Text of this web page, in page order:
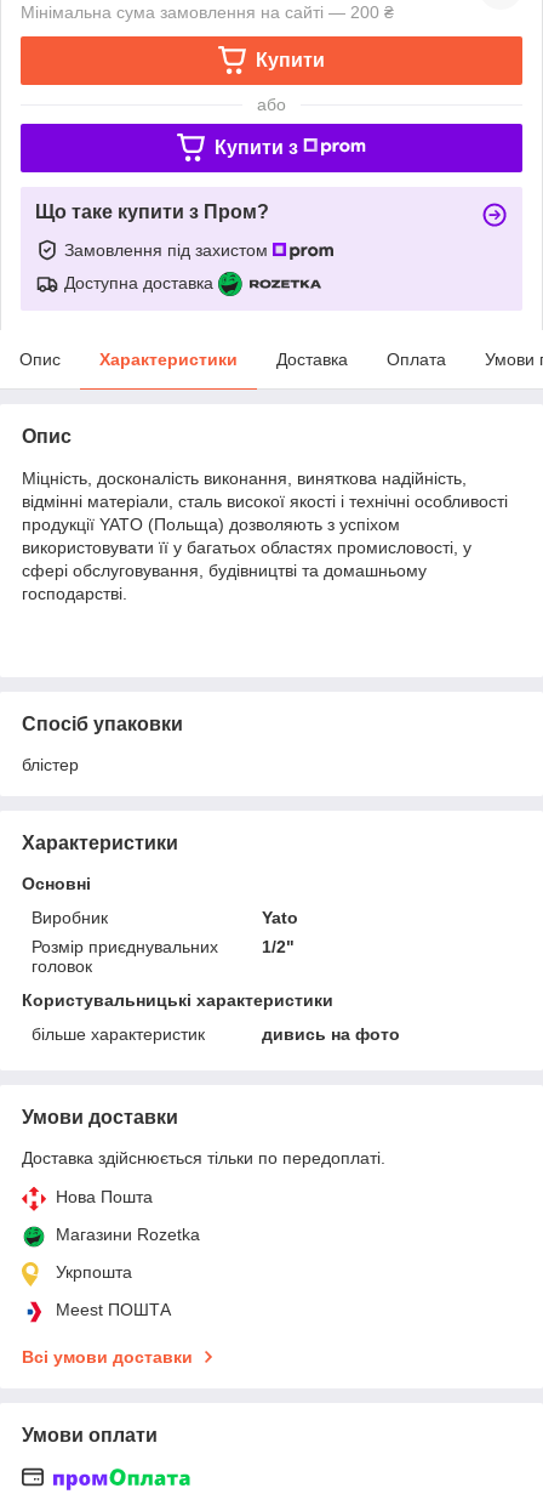
Мінімальна сума замовлення на сайті — 200 ₴
Купити
або
Купити з
Що таке купити з Пром?
Замовлення під захистом
Доступна доставка
Опис Характеристики Доставка Оплата Умови
Опис
Міцність, досконалість виконання, виняткова надійність,
відмінні матеріали, сталь високої якості і технічні особливості
продукції YATO (Польща) дозволяють з успіхом
використовувати її у багатьох областях промисловості, у
сфері обслуговування, будівництві та домашньому
господарстві.
Спосіб упаковки
блістер
Характеристики
Основні
Виробник
Yato
Розмір приєднувальних
головок
1/2"
Користувальницькі характеристики
більше характеристик
дивись на фото
Умови доставки
Доставка здійснюється тільки по передоплаті.
Нова Пошта
Магазини Rozetka
Укрпошта
Meest ПОШТА
Всі умови доставки
Умови оплати